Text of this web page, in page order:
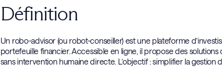
Définition
Un robo-advisor (ou robot-conseiller) est une plateforme
portefeuille financier. Accessible en ligne, il propose des
sans intervention humaine directe. L’objectif : simplifier la gestion